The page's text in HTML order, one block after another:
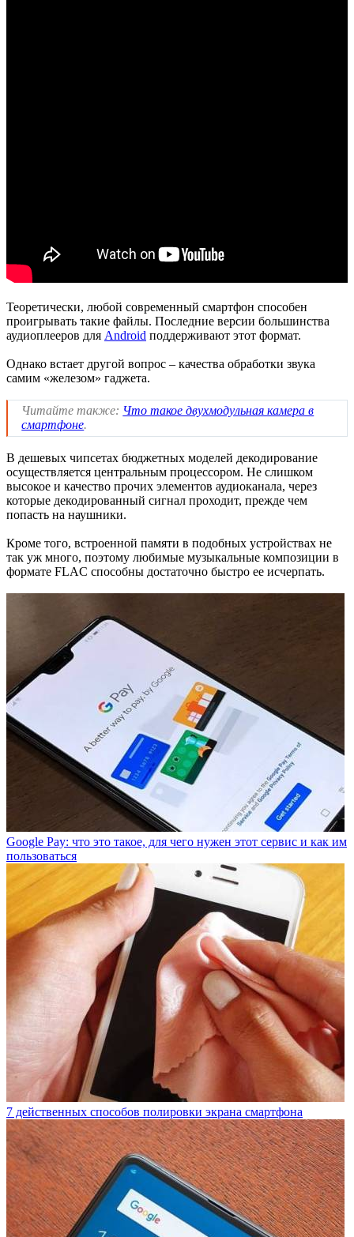
Теоретически, любой современный смартфон способен
проигрывать такие файлы. Последние версии большинства
аудиоплееров для Android поддерживают этот формат.
Однако встает другой вопрос – качества обработки звука
самим «железом» гаджета.
Читайте также: Что такое двухмодульная камера в
смартфоне.
В дешевых чипсетах бюджетных моделей декодирование
осуществляется центральным процессором. Не слишком
высокое и качество прочих элементов аудиоканала, через
которые декодированный сигнал проходит, прежде чем
попасть на наушники.
Кроме того, встроенной памяти в подобных устройствах не
так уж много, поэтому любимые музыкальные композиции в
формате FLAC способны достаточно быстро ее исчерпать.
Google Pay: что это такое, для чего нужен этот сервис и как им
пользоваться
7 действенных способов полировки экрана смартфона